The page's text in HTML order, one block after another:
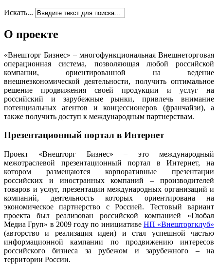
Искать...
О проекте
«Внешторг Бизнес» – многофункциональная Внешнеторговая
операционная система, позволяющая любой российской
компании, ориентированной на ведение
внешнеэкономической деятельности, получить оптимальное
решение продвижения своей продукции и услуг на
российский и зарубежные рынки, привлечь внимание
потенциальных агентов и концессионеров (франчайзи), а
также получить доступ к международным партнерствам.
Презентационный портал в Интернет
Проект «Внешторг Бизнес» – это международный
межотраслевой презентационный портал в Интернет, на
котором размещаются корпоративные презентации
российских и иностранных компаний – производителей
товаров и услуг, презентации международных организаций и
компаний, деятельность которых ориентирована на
экономическое партнерство с Россией. Тестовый вариант
проекта был реализован российской компанией «Глобал
Медиа Груп» в 2009 году по инициативе НП «Внешторгклуб»
(авторство и реализация идеи) и стал успешной частью
информационной кампании по продвижению интересов
российского бизнеса за рубежом и зарубежного – на
территории России.